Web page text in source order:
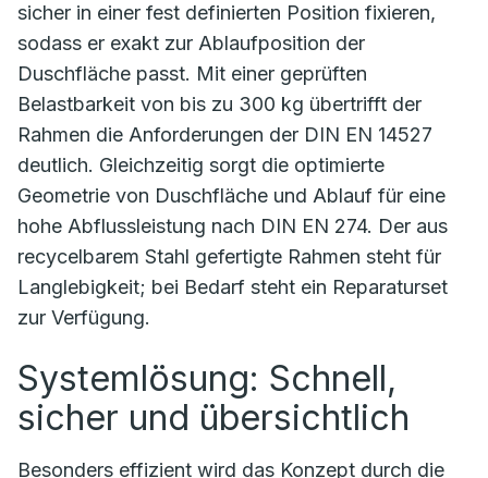
sicher in einer fest definierten Position fixieren,
sodass er exakt zur Ablaufposition der
Duschfläche passt. Mit einer geprüften
Belastbarkeit von bis zu 300 kg übertrifft der
Rahmen die Anforderungen der DIN EN 14527
deutlich. Gleichzeitig sorgt die optimierte
Geometrie von Duschfläche und Ablauf für eine
hohe Abflussleistung nach DIN EN 274. Der aus
recycelbarem Stahl gefertigte Rahmen steht für
Langlebigkeit; bei Bedarf steht ein Reparaturset
zur Verfügung.
Systemlösung: Schnell,
sicher und übersichtlich
Besonders effizient wird das Konzept durch die